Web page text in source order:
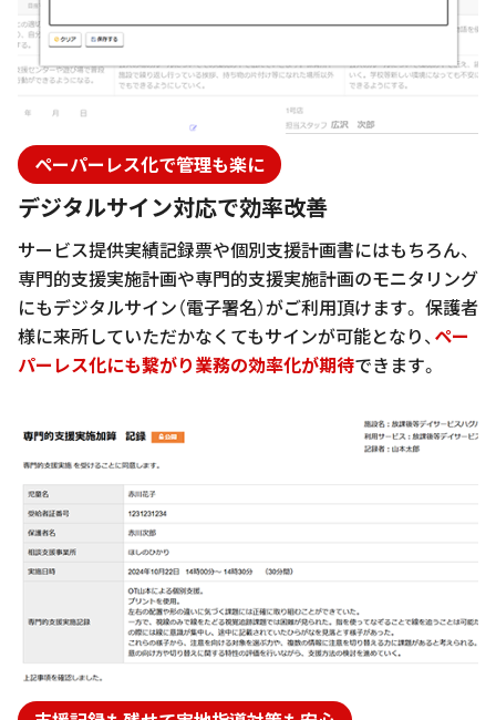
ペーパーレス化で管理も楽に
デジタルサイン対応で効率改善
サービス提供実績記録票や個別支援計画書にはもちろん、
専門的支援実施計画や専門的支援実施計画のモニタリング
にもデジタルサイン（電子署名）がご利用頂けます。 保護者
様に来所していただかなくてもサインが可能となり、 ペー
パーレス化にも繋がり業務の効率化が期待できます。